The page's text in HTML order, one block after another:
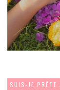
SUIS-JE PRÊTE